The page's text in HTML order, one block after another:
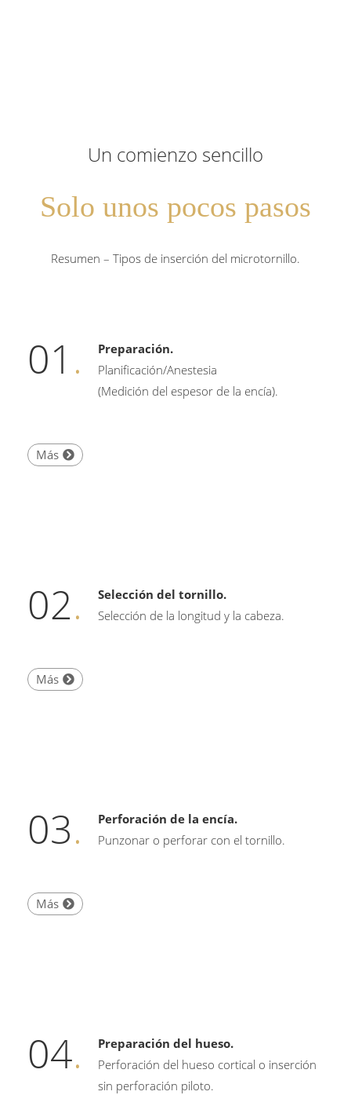
Un comienzo sencillo
Solo unos pocos pasos
Resumen – Tipos de inserción del microtornillo.
01 .
Preparación.
Planificación/Anestesia
(Medición del espesor de la encía).
Más
02.
Selección del tornillo.
Selección de la longitud y la cabeza.
Más
03.
Perforación de la encía.
Punzonar o perforar con el tornillo.
Más
04.
Preparación del hueso.
Perforación del hueso cortical o inserción
sin perforación piloto.